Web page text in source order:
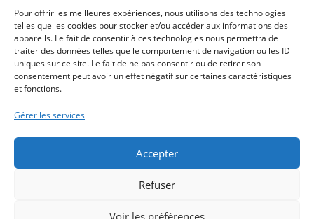
Pour offrir les meilleures expériences, nous utilisons des technologies
telles que les cookies pour stocker et/ou accéder aux informations des
appareils. Le fait de consentir à ces technologies nous permettra de
traiter des données telles que le comportement de navigation ou les ID
uniques sur ce site. Le fait de ne pas consentir ou de retirer son
consentement peut avoir un effet négatif sur certaines caractéristiques
et fonctions.
Gérer les services
Accepter
Refuser
Voir les préférences
Cliquez ici pour télécharger le PDF
Article précédent
BULLETIN MUNICIPAL ÉTÉ 2023
BULLETIN MUNICIPAL ÉTÉ 2024